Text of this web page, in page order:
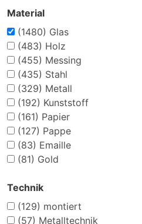
Material
(1480) Glas
(483) Holz
(455) Messing
(435) Stahl
(329) Metall
(192) Kunststoff
(161) Papier
(127) Pappe
(83) Emaille
(81) Gold
Technik
(129) montiert
(57) Metalltechnik